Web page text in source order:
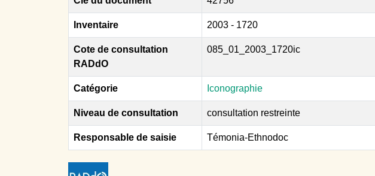
Inventaire 2003 - 1720
Cote de consultation
RADdO
085_01_2003_1720ic
Catégorie Iconographie
Niveau de consultation consultation restreinte
Responsable de saisie Témonia-Ethnodoc